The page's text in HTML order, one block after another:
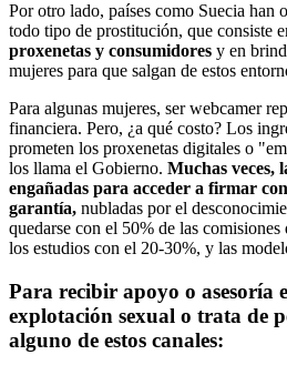
Por otro lado, países como Suecia han
todo tipo de prostitución, que consiste
proxenetas y consumidores y en
mujeres para que salgan de estos
Para algunas mujeres, ser webcamer
financiera. Pero, ¿a qué costo? Los
prometen los proxenetas digitales o
los llama el Gobierno. Muchas veces,
engañadas para acceder a firmar
garantía, nubladas por el
quedarse con el 50% de las comisiones
los estudios con el 20-30%, y las
Para recibir apoyo o asesoría
explotación sexual o trata de
alguno de estos canales: